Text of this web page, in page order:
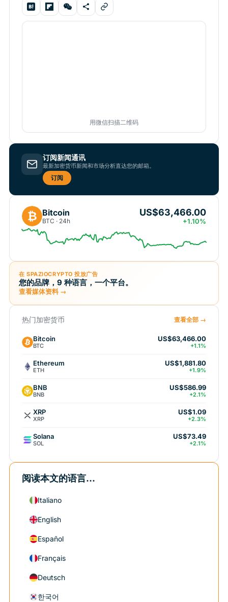
用微信扫描二维码
订阅新闻通讯
最新加密货币新闻和市场分析直达您的邮箱。
订阅
₿ Bitcoin
BTC · 24h
US$63,466.00
+1.10%
在 SPAZIOCRYPTO 投放广告
您的品牌，9 种语言，一个平台。
查看媒体资料 →
热门加密货币 查看全部 →
Bitcoin
BTC
US$63,466.00
+1.1%
Ethereum
ETH
US$1,881.80
+1.9%
BNB
BNB
US$586.99
+2.1%
XRP
XRP
US$1.09
+2.3%
Solana
SOL
US$73.49
+2.1%
阅读本文的语言...
Italiano
English
Español
Français
Deutsch
한국어